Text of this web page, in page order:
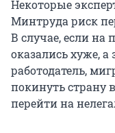
Некоторые
Минтруда риск
В случае, если на
оказались хуже,
работодатель,
покинуть страну
перейти на